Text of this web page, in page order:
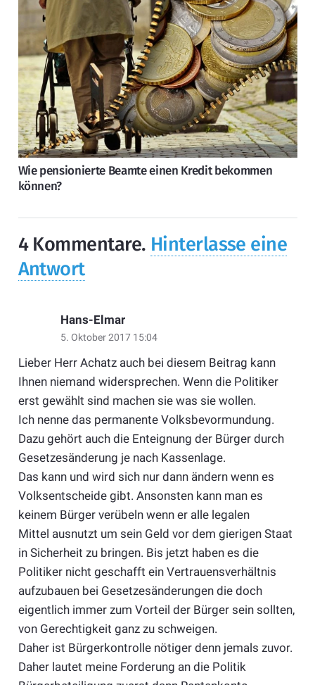
Wie pensionierte Beamte einen Kredit bekommen
können?
4 Kommentare. Hinterlasse eine
Antwort
Hans-Elmar
5. Oktober 2017 15:04
Lieber Herr Achatz auch bei diesem Beitrag kann
Ihnen niemand widersprechen. Wenn die Politiker
erst gewählt sind machen sie was sie wollen.
Ich nenne das permanente Volksbevormundung.
Dazu gehört auch die Enteignung der Bürger durch
Gesetzesänderung je nach Kassenlage.
Das kann und wird sich nur dann ändern wenn es
Volksentscheide gibt. Ansonsten kann man es
keinem Bürger verübeln wenn er alle legalen
Mittel ausnutzt um sein Geld vor dem gierigen Staat
in Sicherheit zu bringen. Bis jetzt haben es die
Politiker nicht geschafft ein Vertrauensverhältnis
aufzubauen bei Gesetzesänderungen die doch
eigentlich immer zum Vorteil der Bürger sein sollten,
von Gerechtigkeit ganz zu schweigen.
Daher ist Bürgerkontrolle nötiger denn jemals zuvor.
Daher lautet meine Forderung an die Politik